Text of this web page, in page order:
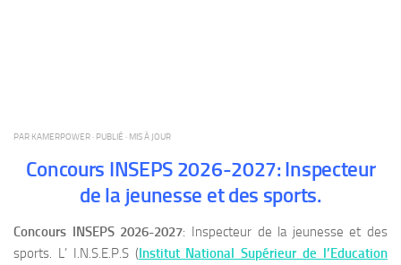
PAR KAMERPOWER· PUBLIÉ · MIS À JOUR
Concours INSEPS 2026-2027: Inspecteur
de la jeunesse et des sports.
Concours INSEPS 2026-2027: Inspecteur de la jeunesse et des
sports. L’ I.N.S.E.P.S (Institut National Supérieur de l’Education